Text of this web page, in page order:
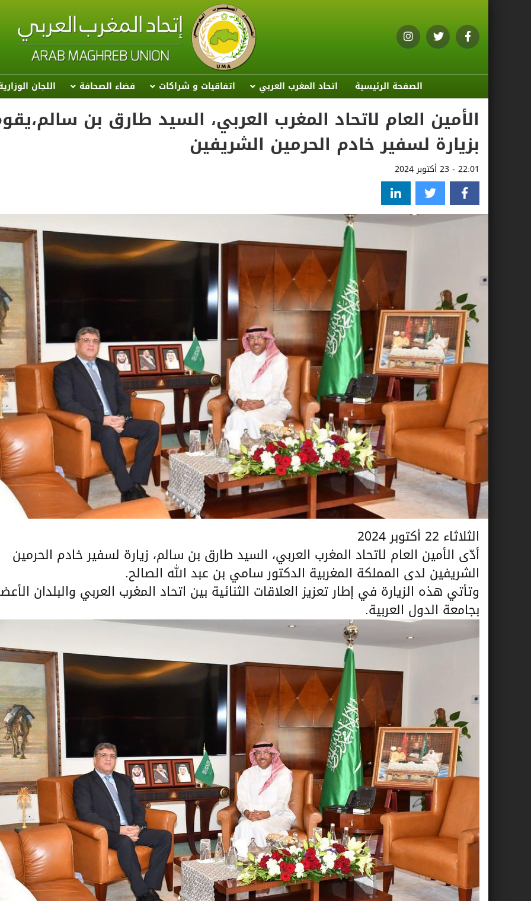
الصفحة الرئيسية اتحاد المغرب العربي اتفاقيات و شراكات فضاء الصحافة اللجان
الأمين العام لاتحاد المغرب العربي، السيد طارق بن
بزيارة لسفير خادم الحرمين الشريفين
22:01 - 23 أكتوبر 2024
الثلاثاء 22 أكتوبر 2024
أدّى الأمين العام لاتحاد المغرب العربي، السيد طارق بن سالم، زيارة لسفير خادم الحرمين
الشريفين لدى المملكة المغربية الدكتور سامي بن عبد الله الصالح.
وتأتي هذه الزيارة في إطار تعزيز العلاقات الثنائية بين اتحاد المغرب العربي والبلدان
بجامعة الدول العربية.